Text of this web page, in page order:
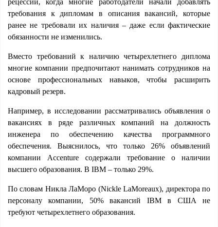
рецессии, когда многие работодатели начали добавлять
требования к дипломам в описания вакансий, которые
ранее не требовали их наличия – даже если фактические
обязанности не изменились.
Вместо требований к наличию четырехлетнего диплома
многие компании предпочитают нанимать сотрудников на
основе профессиональных навыков, чтобы расширить
кадровый резерв.
Например, в исследовании рассматривались объявления о
вакансиях в ряде различных компаний на должность
инженера по обеспечению качества программного
обеспечения. Выяснилось, что только 26% объявлений
компании Accenture содержали требование о наличии
высшего образования. В IBM – только 29%.
По словам Никла ЛаМоро (Nickle LaMoreaux), директора по
персоналу компании, 50% вакансий IBM в США не
требуют четырехлетнего образования.